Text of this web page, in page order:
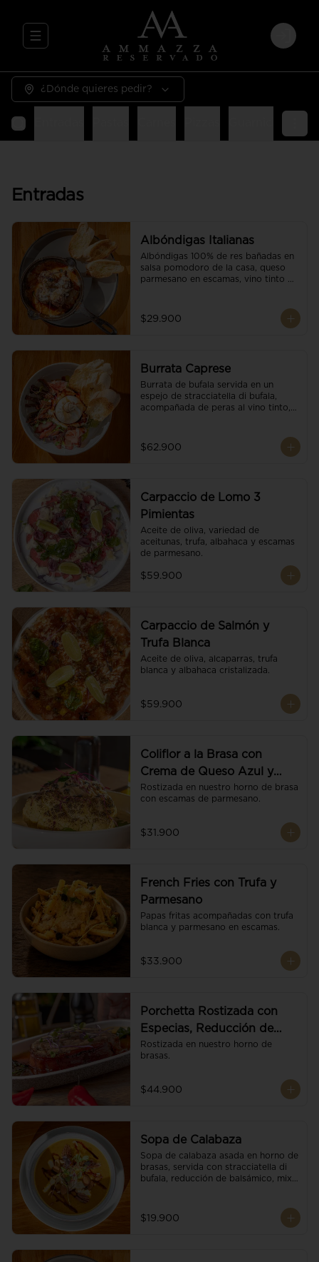
Abrir menu de navegación Login
¿Dónde quieres pedir?
Entradas
Albóndigas Italianas
Albóndigas 100% de res bañadas en
salsa pomodoro de la casa, queso
parmesano en escamas, vino tinto y
$29.900
Burrata Caprese
Burrata de bufala servida en un
espejo de stracciatella di bufala,
acompañada de peras al vino tinto,
pesto y reducción de balsámico.
$62.900
Carpaccio de Lomo 3
Pimientas
Aceite de oliva, variedad de
aceitunas, trufa, albahaca y escamas
de parmesano.
$59.900
Carpaccio de Salmón y
Trufa Blanca
Aceite de oliva, alcaparras, trufa
blanca y albahaca cristalizada.
$59.900
Coliflor a la Brasa con
Crema de Queso Azul y
Vino
Rostizada en nuestro horno de brasa
con escamas de parmesano.
$31.900
French Fries con Trufa y
Parmesano
Papas fritas acompañadas con trufa
blanca y parmesano en escamas.
$33.900
Porchetta Rostizada con
Especias, Reducción de
Panela y Vino
Rostizada en nuestro horno de
brasas.
$44.900
Sopa de Calabaza
Sopa de calabaza asada en horno de
brasas, servida con stracciatella di
bufala, reducción de balsámico, mix
$19.900